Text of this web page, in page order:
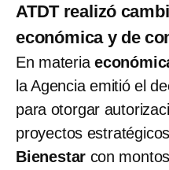
ATDT realizó
económica y de
En materia
la Agencia emitió el
para otorgar
proyectos
Bienestar con